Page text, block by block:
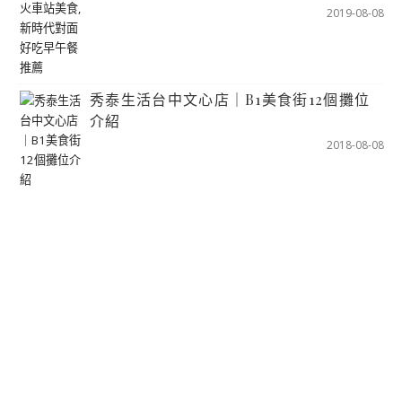
2019-08-08
秀泰生活台中文心店｜B1美食街12個攤位
介紹
2018-08-08